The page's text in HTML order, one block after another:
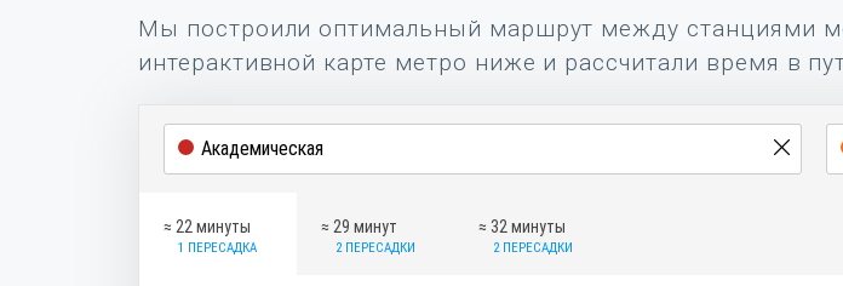
Мы построили оптимальный маршрут между станциями
интерактивной карте метро ниже и рассчитали время в
≈ 22 минуты
1 ПЕРЕСАДКА
≈ 29 минут
2 ПЕРЕСАДКИ
≈ 32 минуты
2 ПЕРЕСАДКИ